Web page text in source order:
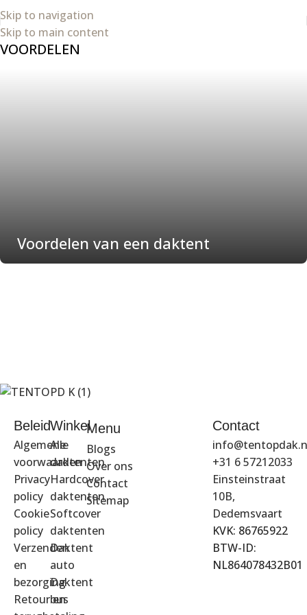
Skip to navigation
Skip to main content
VOORDELEN
Voordelen van een daktent
Beleid
Algemene
voorwaarden
Privacy
policy
Cookie
policy
Verzenden
en
bezorging
Retour en
Winkel
Alle
daktenten
Hardcover
daktenten
Softcover
daktenten
Daktent
auto
Daktent
bus
Menu
Blogs
Over ons
Contact
Sitemap
Contact
+31 6 57212033
Einsteinstraat
10B,
Dedemsvaart
KVK: 86765922
BTW-ID:
NL864078432B01